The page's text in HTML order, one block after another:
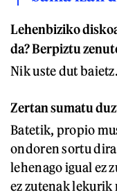
Lehenbiziko
da? Berpiztu
Nik uste dut baietz.
Zertan sumatu
Batetik, propio
ondoren sortu
lehenago igual ez
ez zutenak lekurik